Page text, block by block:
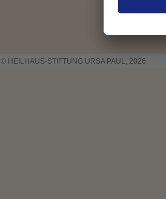
© HEILHAUS-STIFTUNG URSA PAUL, 2026